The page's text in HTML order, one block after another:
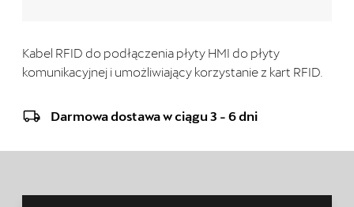
Kabel RFID do podłączenia płyty HMI do płyty
komunikacyjnej i umożliwiający korzystanie z kart RFID.
Darmowa dostawa w ciągu 3 - 6 dni